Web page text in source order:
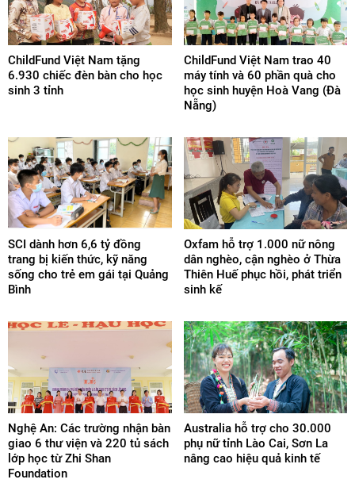
ChildFund Việt Nam tặng
6.930 chiếc đèn bàn cho học
sinh 3 tỉnh
ChildFund Việt Nam trao 40
máy tính và 60 phần quà cho
học sinh huyện Hoà Vang (Đà
Nẵng)
SCI dành hơn 6,6 tỷ đồng
trang bị kiến thức, kỹ năng
sống cho trẻ em gái tại Quảng
Bình
Oxfam hỗ trợ 1.000 nữ nông
dân nghèo, cận nghèo ở Thừa
Thiên Huế phục hồi, phát triển
sinh kế
Nghệ An: Các trường nhận bàn
giao 6 thư viện và 220 tủ sách
lớp học từ Zhi Shan
Foundation
Australia hỗ trợ cho 30.000
phụ nữ tỉnh Lào Cai, Sơn La
nâng cao hiệu quả kinh tế